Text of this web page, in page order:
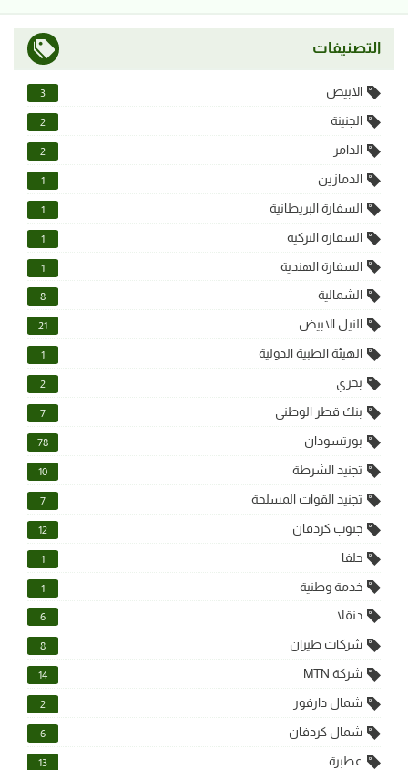
التصنيفات
الابيض 3
الجنينة 2
الدامر 2
الدمازين 1
السفارة البريطانية 1
السفارة التركية 1
السفارة الهندية 1
الشمالية 8
النيل الابيض 21
الهيئة الطبية الدولية 1
بحري 2
بنك قطر الوطني 7
بورتسودان 78
تجنيد الشرطة 10
تجنيد القوات المسلحة 7
جنوب كردفان 12
حلفا 1
خدمة وطنية 1
دنقلا 6
شركات طيران 8
شركة MTN 14
شمال دارفور 2
شمال كردفان 6
عطبرة 13